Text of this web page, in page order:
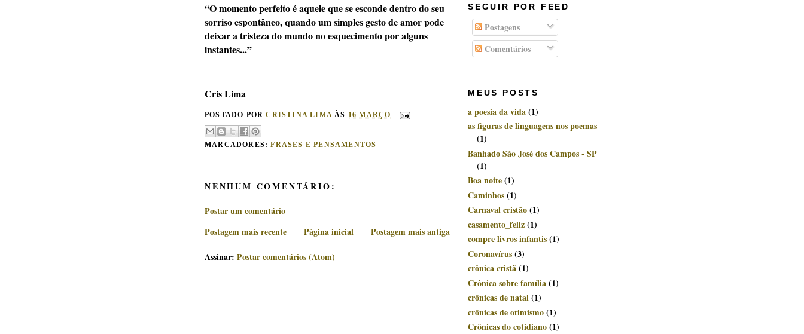
“O momento perfeito é aquele que se esconde dentro do seu
sorriso espontâneo, quando um simples gesto de amor pode
deixar a tristeza do mundo no esquecimento por alguns
instantes...”
Cris Lima
POSTADO PORCRISTINA LIMA ÀS 16 MARÇO
MARCADORES:FRASES E PENSAMENTOS
NENHUM COMENTÁRIO:
Postar um comentário
Postagem mais recente
Postagem mais antiga
Página inicial
Assinar: Postar comentários (Atom)
SEGUIR POR FEED
Postagens
Comentários
MEUS POSTS
a poesia da vida(1)
as figuras de linguagens nos poemas
(1)
Banhado São José dos Campos - SP
(1)
Boa noite(1)
Caminhos(1)
Carnaval cristão(1)
casamento_feliz(1)
compre livros infantis(1)
Coronavírus(3)
crônica cristã(1)
Crônica sobre família(1)
crônicas de natal(1)
crônicas de otimismo(1)
Crônicas do cotidiano(1)